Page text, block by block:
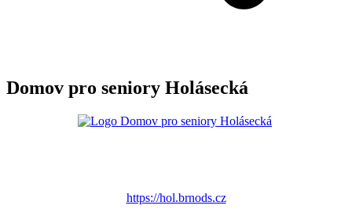
Domov pro seniory Holásecká
https://hol.brnods.cz